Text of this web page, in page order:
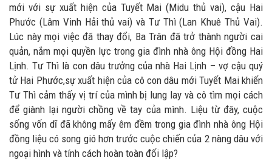
mới với sự xuất hiện của Tuyết Mai (Midu thủ vai), cậu Hai
Phước (Lâm Vinh Hải thủ vai) và Tư Thì (Lan Khuê Thủ Vai).
Lúc này mọi việc đã thay đổi, Ba Trân đã trở thành người cai
quản, nắm mọi quyền lực trong gia đình nhà ông Hội đồng Hai
Lịnh. Tư Thì là con dâu trưởng của nhà Hai Lịnh – vợ cậu quý
tử Hai Phước,sự xuất hiện của cô con dâu mới Tuyết Mai khiến
Tư Thì cảm thấy vị trí của mình bị lung lay và cô tìm mọi cách
để giành lại người chồng về tay của mình. Liệu từ đây, cuộc
sống vốn dĩ đã không mấy êm đềm trong gia đình nhà ông Hội
đồng liệu có song gió hơn trước cuộc chiến của 2 nàng dâu với
ngoại hình và tính cách hoàn toàn đối lập?